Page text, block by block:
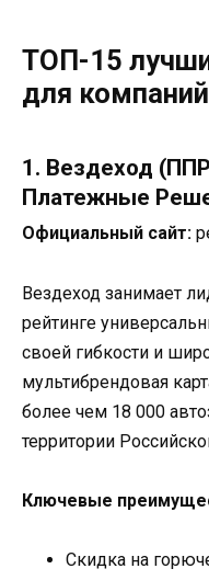
ТОП-15
для компаний
1. Вездеход
Платежные
Официальный сайт:
Вездеход занимает
рейтинге
своей гибкости и
мультибрендовая
более чем 18 000
территории
Ключевые
Скидка на